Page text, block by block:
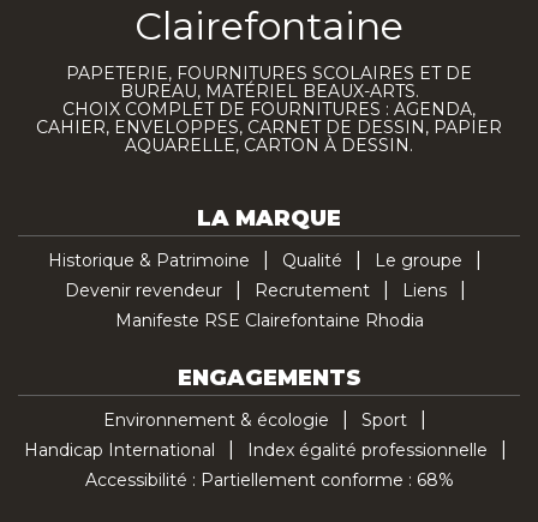
Clairefontaine
PAPETERIE, FOURNITURES SCOLAIRES ET DE
BUREAU, MATÉRIEL BEAUX-ARTS.
CHOIX COMPLET DE FOURNITURES : AGENDA,
CAHIER, ENVELOPPES, CARNET DE DESSIN, PAPIER
AQUARELLE, CARTON À DESSIN.
LA MARQUE
Historique & Patrimoine Qualité
Le groupe
Devenir revendeur
Recrutement
Liens
Manifeste RSE Clairefontaine Rhodia
ENGAGEMENTS
Environnement & écologie
Sport
Handicap International
Index égalité professionnelle
Accessibilité : Partiellement conforme : 68%